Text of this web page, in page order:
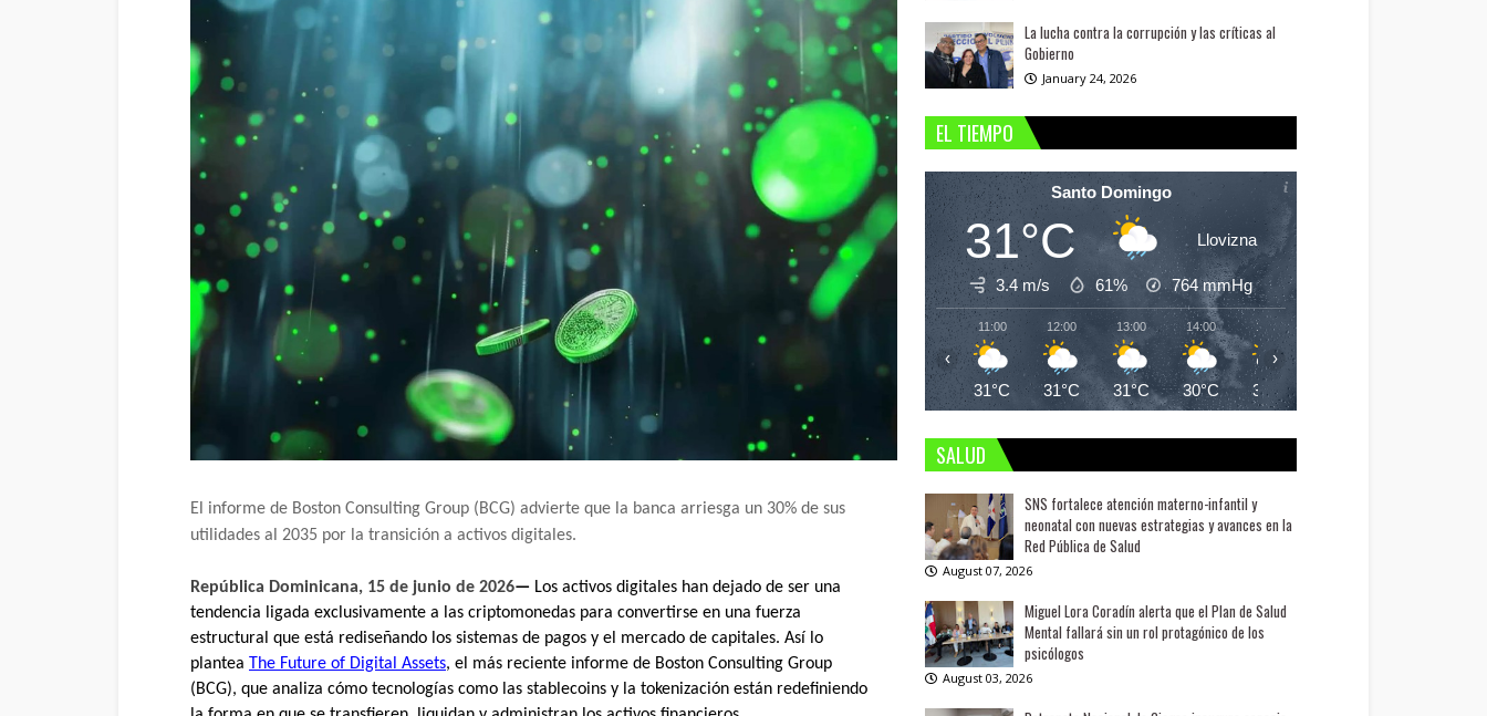
El informe de Boston Consulting Group (BCG) advierte que la banca arriesga un 30% de sus
utilidades al 2035 por la transición a activos digitales.
República Dominicana, 15 de junio de 2026— Los activos digitales han dejado de ser una
tendencia ligada exclusivamente a las criptomonedas para convertirse en una fuerza
estructural que está rediseñando los sistemas de pagos y el mercado de capitales. Así lo
plantea The Future of Digital Assets, el más reciente informe de Boston Consulting Group
(BCG), que analiza cómo tecnologías como las stablecoins y la tokenización están redefiniendo
La lucha contra la corrupción y las críticas al
Gobierno
January 24, 2026
EL TIEMPO
Santo Domingo
31°C Llovizna
3.4 m/s 61% 764mmHg
11:00
31°C
12:00
31°C
13:00
31°C
14:00
30°C
15:00
30°C
‹ ›
SALUD
SNS fortalece atención materno-infantil y
neonatal con nuevas estrategias y avances en la
Red Pública de Salud
August 07, 2026
Miguel Lora Coradín alerta que el Plan de Salud
Mental fallará sin un rol protagónico de los
psicólogos
August 03, 2026